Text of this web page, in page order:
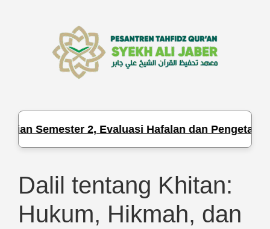
2, Evaluasi Hafalan dan Pengetahuan Para
Dalil tentang Khitan:
Hukum, Hikmah, dan